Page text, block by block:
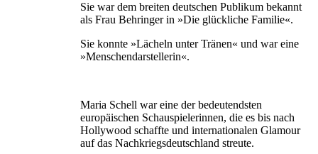
Sie war dem breiten deutschen Publikum bekannt
als Frau Behringer in »Die glückliche Familie«.
Sie konnte »Lächeln unter Tränen« und war eine
»Menschendarstellerin«.
Maria Schell war eine der bedeutendsten
europäischen Schauspielerinnen, die es bis nach
Hollywood schaffte und internationalen Glamour
auf das Nachkriegsdeutschland streute.